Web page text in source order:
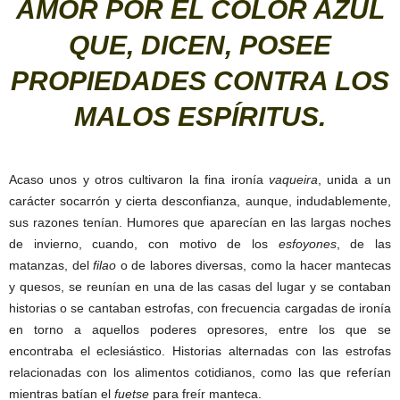
AMOR POR EL COLOR AZUL
QUE, DICEN, POSEE
PROPIEDADES CONTRA LOS
MALOS ESPÍRITUS.
Acaso unos y otros cultivaron la fina ironía vaqueira , unida a un
carácter socarrón y cierta desconfianza, aunque, indudablemente,
sus razones tenían. Humores que aparecían en las largas noches
de invierno, cuando, con motivo de los esfoyones, de las
matanzas, del filao o de labores diversas, como la hacer mantecas
y quesos, se reunían en una de las casas del lugar y se contaban
historias o se cantaban estrofas, con frecuencia cargadas de ironía
en torno a aquellos poderes opresores, entre los que se
encontraba el eclesiástico. Historias alternadas con las estrofas
relacionadas con los alimentos cotidianos, como las que referían
mientras batían el fuetse para freír manteca.